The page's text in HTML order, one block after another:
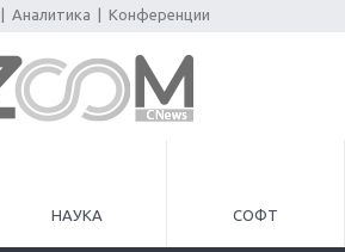
Аналитика Конференции
НАУКА СОФТ